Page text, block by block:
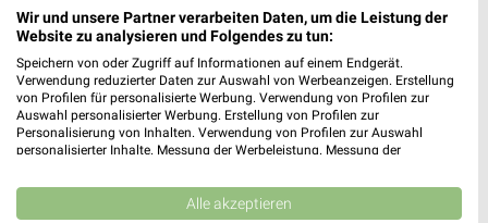
Sport 2000 Prospekte, Angebote & Aktionen
SportScheck Prospekte, Angebote & Aktionen
für Hamburg
Wir und unsere Partner verarbeiten Daten, um die Leistung der
Website zu analysieren und Folgendes zu tun:
Speichern von oder Zugriff auf Informationen auf einem Endgerät.
Verwendung reduzierter Daten zur Auswahl von Werbeanzeigen. Erstellung
von Profilen für personalisierte Werbung. Verwendung von Profilen zur
Auswahl personalisierter Werbung. Erstellung von Profilen zur
Personalisierung von Inhalten. Verwendung von Profilen zur Auswahl
personalisierter Inhalte. Messung der Werbeleistung. Messung der
Kombinationen von Daten aus verschiedenen Quellen. Entwicklung und
Verbesserung der Angebote. Verwendung reduzierter Daten zur Auswahl
von Inhalten.
Alle akzeptieren